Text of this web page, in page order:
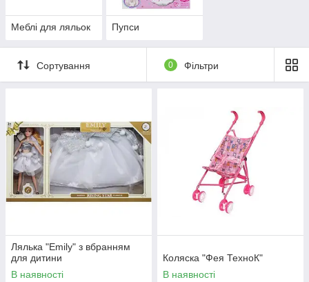
Меблі для ляльок Пупси
Сортування 0 Фільтри
Лялька "Emily" з вбранням
для дитини
В наявності
Коляска "Фея ТехноК"
В наявності